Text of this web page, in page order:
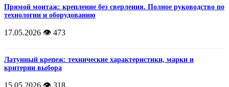
Прямой монтаж: крепление без сверления. Полное руководство по
технологии и оборудованию
17.05.2026 👁️ 473
Латунный крепеж: технические характеристики, марки и
критерии выбора
15.05.2026 👁️ 318